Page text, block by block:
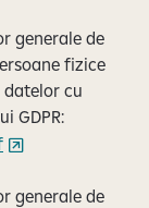
generale de
fizice
datelor cu
GDPR:
generale de